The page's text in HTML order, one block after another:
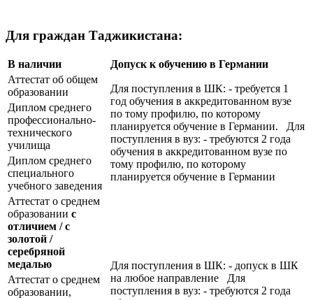
Для граждан Таджикистана:
В наличии
Допуск к обучению в Германии
Аттестат об общем
образовании
Для поступления в ШК: - требуется 1
год обучения в аккредитованном вузе
по тому профилю, по которому
планируется обучение в Германии. Для
поступления в вуз: - требуются 2 года
обучения в аккредитованном вузе по
тому профилю, по которому
планируется обучение в Германии
Диплом среднего
профессионально-
технического
училища
Диплом среднего
специального
учебного заведения
Аттестат о среднем
образовании с
отличием / с
золотой /
серебряной
медалью
Для поступления в ШК: - допуск в ШК
на любое направление Для
поступления в вуз: - требуются 2 года
Аттестат о среднем
образовании,